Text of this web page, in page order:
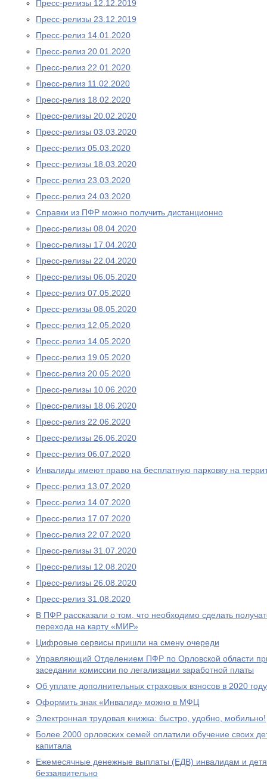
Пресс-релизы 12.12.2019
Пресс-релизы 23.12.2019
Пресс-релиз 14.01.2020
Пресс-релиз 20.01.2020
Пресс-релиз 22.01.2020
Пресс-релиз 11.02.2020
Пресс-релиз 18.02.2020
Пресс-релизы 20.02.2020
Пресс-релизы 03.03.2020
Пресс-релиз 05.03.2020
Пресс-релизы 18.03.2020
Пресс-релиз 23.03.2020
Пресс-релиз 24.03.2020
Справки из ПФР можно получить дистанционно
Пресс-релизы 08.04.2020
Пресс-релизы 17.04.2020
Пресс-релизы 22.04.2020
Пресс-релизы 06.05.2020
Пресс-релиз 07.05.2020
Пресс-релизы 08.05.2020
Пресс-релиз 12.05.2020
Пресс-релиз 14.05.2020
Пресс-релиз 19.05.2020
Пресс-релиз 20.05.2020
Пресс-релизы 10.06.2020
Пресс-релизы 18.06.2020
Пресс-релиз 22.06.2020
Пресс-релизы 26.06.2020
Пресс-релиз 06.07.2020
Инвалиды имеют право на бесплатную парковку на
Пресс-релиз 13.07.2020
Пресс-релиз 14.07.2020
Пресс-релиз 17.07.2020
Пресс-релиз 22.07.2020
Пресс-релизы 31.07.2020
Пресс-релизы 12.08.2020
Пресс-релизы 26.08.2020
Пресс-релиз 31.08.2020
В ПФР рассказали о том, что необходимо сделать
перехода на карту «МИР»
Цифровые сервисы пришли на смену очереди
Управляющий Отделением ПФР по Орловской области
заседании комиссии по легализации заработной платы
Об уплате дополнительных страховых взносов в 2020 году
Оформить знак «Инвалид» можно в МФЦ
Электронная трудовая книжка: быстро, удобно, мобильно!
Более 2000 орловских семей оплатили обучение своих
капитала
Ежемесячные денежные выплаты (ЕДВ) инвалидам и
беззаявительно